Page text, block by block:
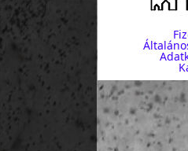
2014-
Bp. VIII. ker.
létszám: 0-15